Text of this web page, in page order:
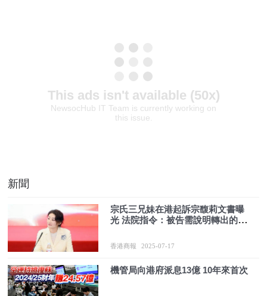
新聞
宗氏三兄妹在港起訴宗馥莉文書曝
光 法院指令：被告需說明轉出的
香港商報 2025-07-17
機管局向港府派息13億 10年來首次